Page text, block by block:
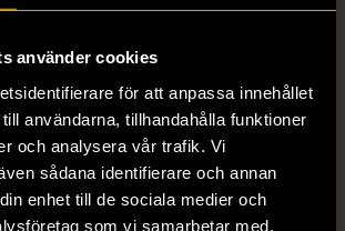
använder cookies
för att anpassa innehållet
användarna, tillhandahålla funktioner
och analysera vår trafik. Vi
sådana identifierare och annan
enhet till de sociala medier och
som vi samarbetar med.
1/5